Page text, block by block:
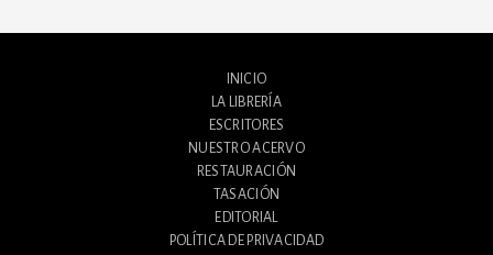
INICIO
LA LIBRERÍA
ESCRITORES
NUESTRO ACERVO
RESTAURACIÓN
TASACIÓN
EDITORIAL
POLÍTICA DE PRIVACIDAD